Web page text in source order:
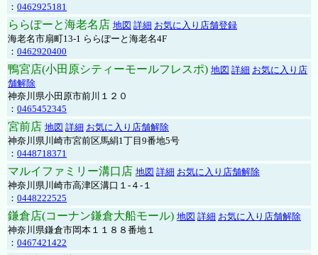
： 0462925181
ららぽーと海老名店 地図 詳細 お気に入り店舗登録
海老名市扇町13-1 ららぽーと海老名4F
： 0462920400
鴨宮店(小田原シティーモールフレスポ) 地図 詳細 お気に入り店
舗解除
神奈川県小田原市前川１２０
： 0465452345
宮前店 地図 詳細 お気に入り店舗解除
神奈川県川崎市宮前区馬絹1丁目9番地5号
： 0448718371
マルイファミリー溝口店 地図 詳細 お気に入り店舗解除
神奈川県川崎市高津区溝口１-４-１
： 0448222525
鎌倉店(コーナン鎌倉大船モール) 地図 詳細 お気に入り店舗解除
神奈川県鎌倉市岡本１１８８番地１
： 0467421422